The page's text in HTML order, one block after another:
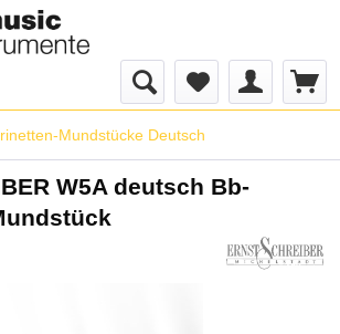
Mundstücke Deutsch
W5A deutsch Bb-